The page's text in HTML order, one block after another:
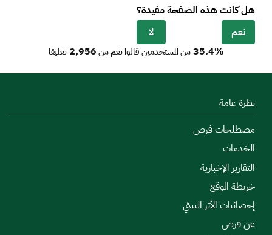
هل كانت هذه الصفحة مفيدة؟
نعم
لا
35.4% من المستخدمين قالوا نعم من2,956 تعليقا
نظرة عامة
مصطلحات فرص
الخدمات
التقارير الإخبارية
خريطة الموقع
إحصائيات الأثر البيئي
عن فرص